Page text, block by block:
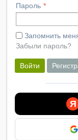
Пароль
Запомнить
Забыли пароль?
Войти
Я